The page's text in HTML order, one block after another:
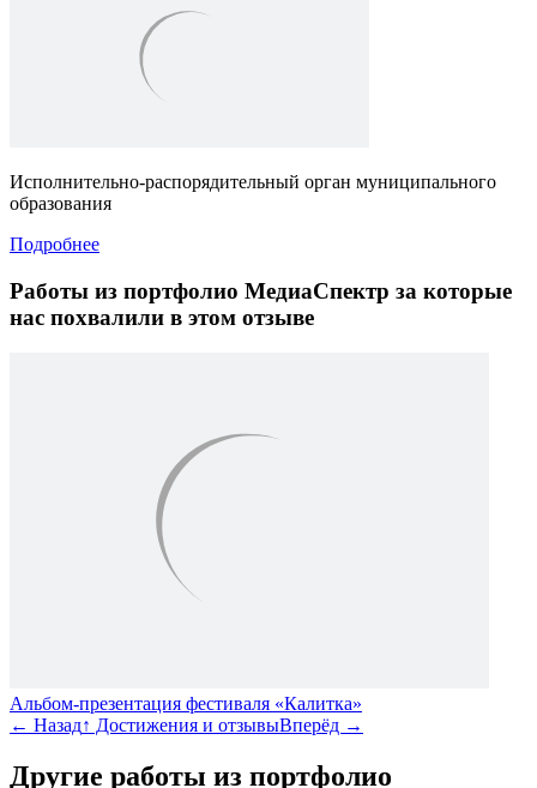
Исполнительно-распорядительный орган муниципального
образования
Подробнее
Работы из портфолио МедиаСпектр за которые
нас похвалили в этом отзыве
Альбом-презентация фестиваля «Калитка»
← Назад↑ Достижения и отзывыВперёд →
Другие работы из портфолио